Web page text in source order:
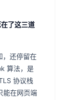
了这三道
，还停留在
算法，是
协议栈
能在网页端